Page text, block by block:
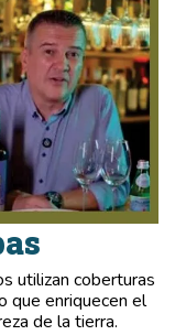
utilizan coberturas
que enriquecen el
de la tierra.